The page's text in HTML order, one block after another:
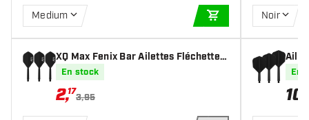
Medium
AJOUTER AU
XQ Max Fenix Bar Ailettes Fléchettes
Noires Standard - Ailettes Fléchettes
En stock
2,17
3,95
Noir
En
10